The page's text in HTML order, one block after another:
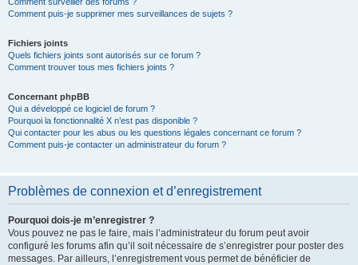
Comment puis-je supprimer mes surveillances de sujets ?
Fichiers joints
Quels fichiers joints sont autorisés sur ce forum ?
Comment trouver tous mes fichiers joints ?
Concernant phpBB
Qui a développé ce logiciel de forum ?
Pourquoi la fonctionnalité X n’est pas disponible ?
Qui contacter pour les abus ou les questions légales concernant ce forum ?
Comment puis-je contacter un administrateur du forum ?
Problèmes de connexion et d’enregistrement
Pourquoi dois-je m’enregistrer ?
Vous pouvez ne pas le faire, mais l’administrateur du forum peut avoir
configuré les forums afin qu’il soit nécessaire de s’enregistrer pour poster des
messages. Par ailleurs, l’enregistrement vous permet de bénéficier de